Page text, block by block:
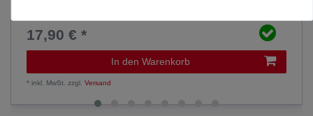
17,90 € *
In den Warenkorb
*inkl. MwSt. zzgl.Versand